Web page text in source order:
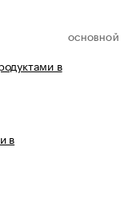
ОСНОВНОЙ
в
в